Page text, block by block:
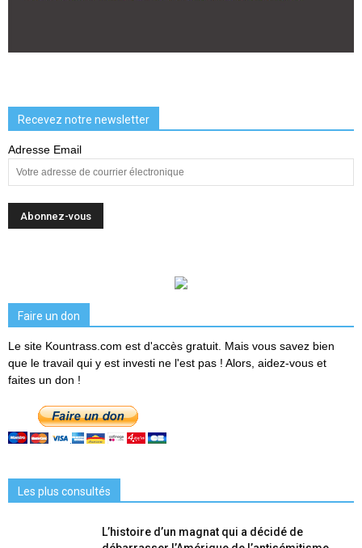
Recevez notre newsletter
Adresse Email
Faire un don
Le site Kountrass.com est d'accès gratuit. Mais vous savez bien
que le travail qui y est investi ne l'est pas ! Alors, aidez-vous et
faites un don !
Les plus consultés
L’histoire d’un magnat qui a décidé de